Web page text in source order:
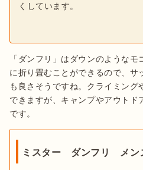
くしています。
「ダンフリ」はダウンのような
に折り畳むことができるので、サ
も良さそうですね。クライミング
できますが、キャンプやアウトド
です。
ミスター ダンフリ メン